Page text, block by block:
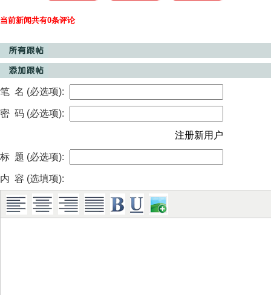
当前新闻共有0条评论
笔 名 (必选项):
密 码 (必选项):
注册新用户
标 题 (必选项):
内 容 (选填项):